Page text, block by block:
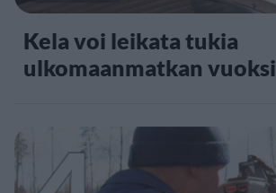
Kela voi leikata tukia
ulkomaanmatkan vuoksi